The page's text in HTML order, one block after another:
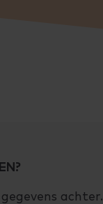
achter.